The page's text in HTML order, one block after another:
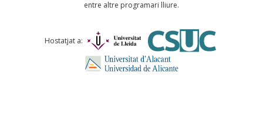
Comentari *
entre altre programari lliure.
Hostatjat a: